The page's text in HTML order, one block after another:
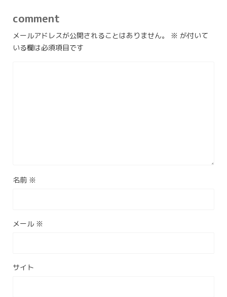
comment
メールアドレスが公開されることはありません。 ※ が付いて
いる欄は必須項目です
名前 ※
メール ※
サイト